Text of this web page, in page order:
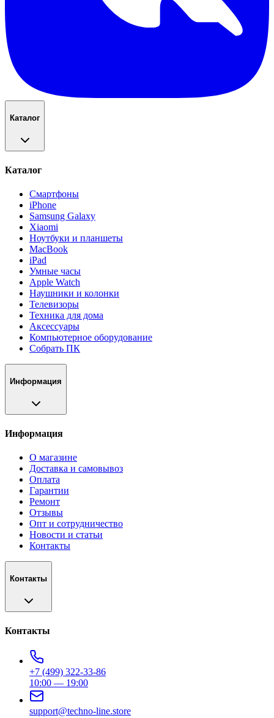
Каталог
Каталог
Смартфоны
iPhone
Samsung Galaxy
Xiaomi
Ноутбуки и планшеты
MacBook
iPad
Умные часы
Apple Watch
Наушники и колонки
Телевизоры
Техника для дома
Аксессуары
Компьютерное оборудование
Собрать ПК
Информация
Информация
О магазине
Доставка и самовывоз
Оплата
Гарантии
Ремонт
Отзывы
Опт и сотрудничество
Новости и статьи
Контакты
Контакты
Контакты
+7 (499) 322-33-86
10:00 — 19:00
support@techno-line.store